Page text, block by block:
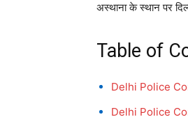
अस्थाना के स्थान पर
Table of
Delhi Police
Delhi Police